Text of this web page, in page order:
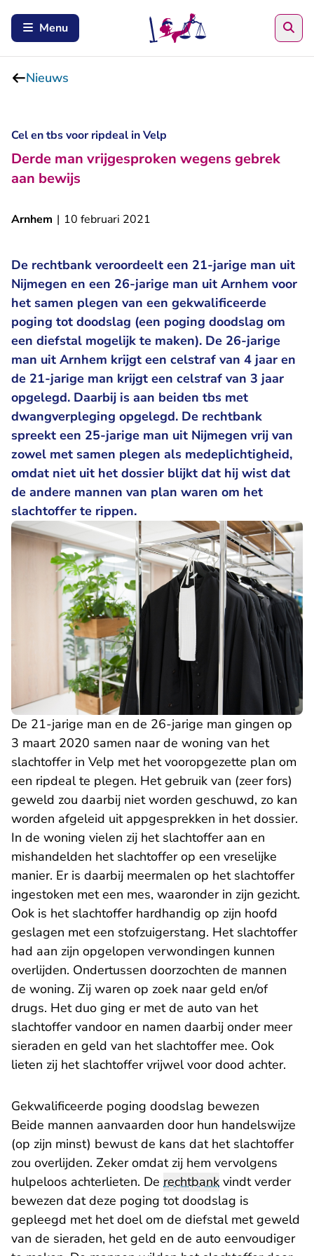
Menu
Nieuws
Cel en tbs voor ripdeal in Velp
Derde man vrijgesproken wegens gebrek
aan bewijs
Arnhem | 10 februari 2021
De rechtbank veroordeelt een 21-jarige man uit
Nijmegen en een 26-jarige man uit Arnhem voor
het samen plegen van een gekwalificeerde
poging tot doodslag (een poging doodslag om
een diefstal mogelijk te maken). De 26-jarige
man uit Arnhem krijgt een celstraf van 4 jaar en
de 21-jarige man krijgt een celstraf van 3 jaar
opgelegd. Daarbij is aan beiden tbs met
dwangverpleging opgelegd. De rechtbank
spreekt een 25-jarige man uit Nijmegen vrij van
zowel met samen plegen als medeplichtigheid,
omdat niet uit het dossier blijkt dat hij wist dat
de andere mannen van plan waren om het
slachtoffer te rippen.
De 21-jarige man en de 26-jarige man gingen op
3 maart 2020 samen naar de woning van het
slachtoffer in Velp met het vooropgezette plan om
een ripdeal te plegen. Het gebruik van (zeer fors)
geweld zou daarbij niet worden geschuwd, zo kan
worden afgeleid uit appgesprekken in het dossier.
In de woning vielen zij het slachtoffer aan en
mishandelden het slachtoffer op een vreselijke
manier. Er is daarbij meermalen op het slachtoffer
ingestoken met een mes, waaronder in zijn gezicht.
Ook is het slachtoffer hardhandig op zijn hoofd
geslagen met een stofzuigerstang. Het slachtoffer
had aan zijn opgelopen verwondingen kunnen
overlijden. Ondertussen doorzochten de mannen
de woning. Zij waren op zoek naar geld en/of
drugs. Het duo ging er met de auto van het
slachtoffer vandoor en namen daarbij onder meer
sieraden en geld van het slachtoffer mee. Ook
lieten zij het slachtoffer vrijwel voor dood achter.
Gekwalificeerde poging doodslag bewezen
Beide mannen aanvaarden door hun handelswijze
(op zijn minst) bewust de kans dat het slachtoffer
zou overlijden. Zeker omdat zij hem vervolgens
hulpeloos achterlieten. De rechtbank vindt verder
bewezen dat deze poging tot doodslag is
gepleegd met het doel om de diefstal met geweld
van de sieraden, het geld en de auto eenvoudiger